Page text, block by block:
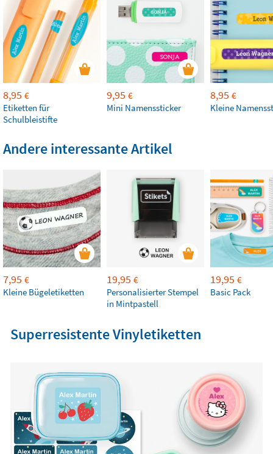
8,95 €
Etiketten für
Schulbleistifte
9,95 €
Mini Namenssticker
8,95 €
Kleine
Andere interessante Artikel
7,95 €
Kleine Bügeletiketten
19,95 €
Personalisierter Stempel
in Mintpastell
19,95 €
Basic Pack
Superresistente Vinyletiketten